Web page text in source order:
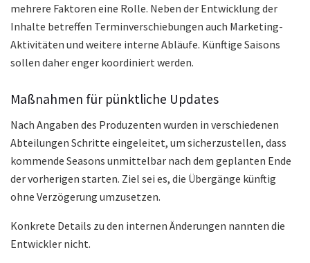
mehrere Faktoren eine Rolle. Neben der Entwicklung der
Inhalte betreffen Terminverschiebungen auch Marketing-
Aktivitäten und weitere interne Abläufe. Künftige Saisons
sollen daher enger koordiniert werden.
Maßnahmen für pünktliche Updates
Nach Angaben des Produzenten wurden in verschiedenen
Abteilungen Schritte eingeleitet, um sicherzustellen, dass
kommende Seasons unmittelbar nach dem geplanten Ende
der vorherigen starten. Ziel sei es, die Übergänge künftig
ohne Verzögerung umzusetzen.
Konkrete Details zu den internen Änderungen nannten die
Entwickler nicht.